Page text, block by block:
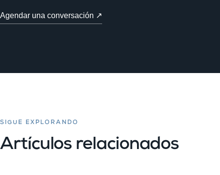
Agendar una conversación ↗
SIGUE EXPLORANDO
Artículos relacionados